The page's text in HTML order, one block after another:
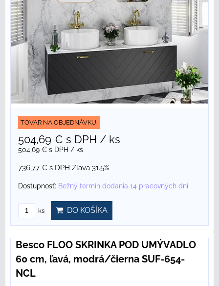
TOVAR NA OBJEDNÁVKU.
504,69 € s DPH / ks
504,69 € s DPH / ks
736,77 €s DPH Zľava 31.5%
Dostupnosť: Bežný termín dodania 14 pracovných dní
ks DO KOŠÍKA
Besco FLOO SKRINKA POD UMÝVADLO
60 cm, ľavá, modrá/čierna SUF-654-
NCL